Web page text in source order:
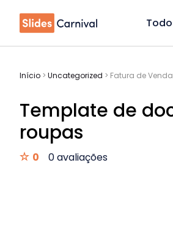
Início > Uncategorized > Fatura de
Template de
roupas
0 0 avaliações